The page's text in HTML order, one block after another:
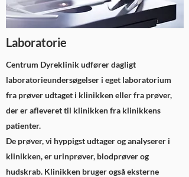
Laboratorie
Centrum Dyreklinik udfører dagligt
laboratorieundersøgelser i eget laboratorium
fra prøver udtaget i klinikken eller fra prøver,
der er afleveret til klinikken fra klinikkens
patienter.
De prøver, vi hyppigst udtager og analyserer i
klinikken, er urinprøver, blodprøver og
hudskrab. Klinikken bruger også eksterne